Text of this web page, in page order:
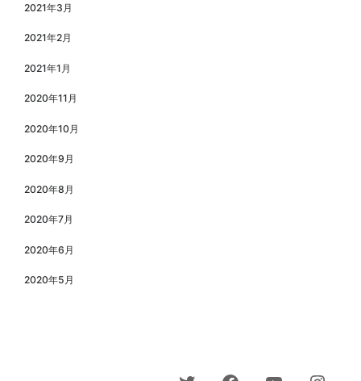
2021年3月
2021年2月
2021年1月
2020年11月
2020年10月
2020年9月
2020年8月
2020年7月
2020年6月
2020年5月